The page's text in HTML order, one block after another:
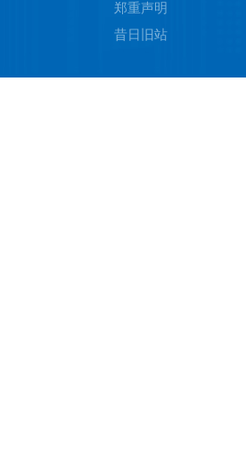
郑重声明
昔日旧站